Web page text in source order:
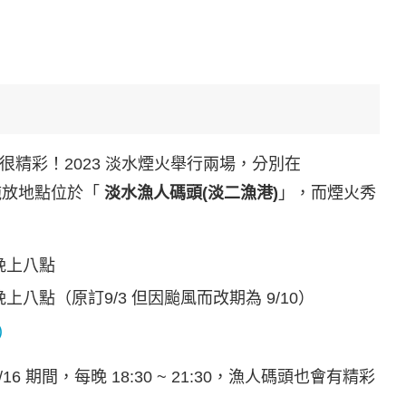
精彩！2023 淡水煙火舉行兩場，分別在
地點位於「 淡水漁人碼頭(淡二漁港) 」，而煙火秀
上八點
八點（原訂9/3 但因颱風而改期為 9/10）
期間，每晚 18:30 ~ 21:30，漁人碼頭也會有精彩